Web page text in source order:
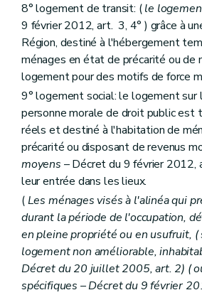
Art. 53
Chapitre IV Des aides aux sociétés de
Section première Des
Sous-section première
Art. 54
Art. 55
Art. 56
Art. 57
Art. 58
Art. 59
Art. 59bis
Art. 59ter
Sous-section 2
Des
Art. 60
Art. 61
Art. 62
Art. 63
Art.63bis
Sous-section 3 De la
Art. 64
Art. 65
8° logement de transit: (le
9 février 2012, art. 3, 4° ) grâce à
Région, destiné à l'hébergement
ménages en état de précarité ou de
logement pour des motifs de force
9° logement social: le logement sur
personne morale de droit public est
réels et destiné à l'habitation de
précarité ou disposant de revenus
moyens – Décret du 9 février 2012,
leur entrée dans les lieux.
(Les ménages visés à l'alinéa qui
durant la période de l'occupation,
en pleine propriété ou en usufruit, (
logement non améliorable,
Décret du 20 juillet 2005, art. 2) (
spécifiques – Décret du 9 février